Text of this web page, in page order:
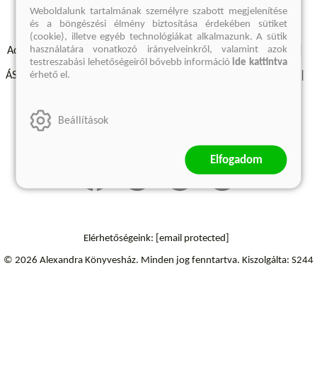
Adatvédelmi szabályzatok Elállási felmondási nyilatkozat
ÁSZF - Vásárlási feltételek
Elérhetőségeink: [email protected]
© 2026 Alexandra Könyvesház. Minden jog fenntartva. Kiszolgálta: S244
Weboldalunk tartalmának személyre szabott megjelenítése
és a böngészési élmény biztosítása érdekében sütiket
(cookie), illetve egyéb technológiákat alkalmazunk. A sütik
használatára vonatkozó irányelveinkről, valamint azok
testreszabási lehetőségeiről bővebb információide kattintva
érhető el.
Beállítások
Elfogadom